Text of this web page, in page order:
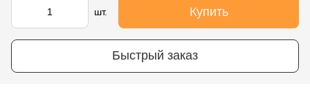
шт. Купить
Быстрый заказ